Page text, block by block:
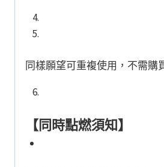
同樣願望可重複使用，不需購
【同時點燃須知】